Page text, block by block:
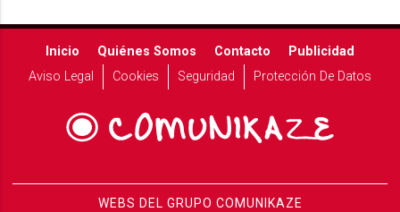
Inicio Quiénes Somos Contacto
Publicidad
Aviso Legal
Cookies Seguridad Protección De Datos
WEBS DEL GRUPO COMUNIKAZE